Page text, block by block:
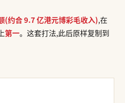
(约合 9.7 亿港元博彩毛收入),在
第一。这套打法,此后原样复制到